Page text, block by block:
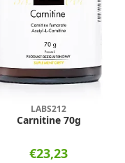
LABS212
Carnitine 70g
€23,23